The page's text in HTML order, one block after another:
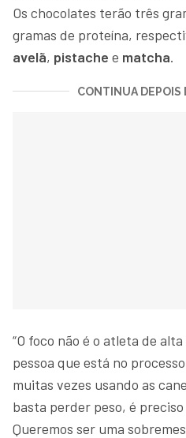
Os chocolates terão três
gramas de proteína,
avelã, pistache e matcha.
CONTINUA DEPOIS
“O foco não é o atleta de
pessoa que está no
muitas vezes usando as
basta perder peso, é
Queremos ser uma